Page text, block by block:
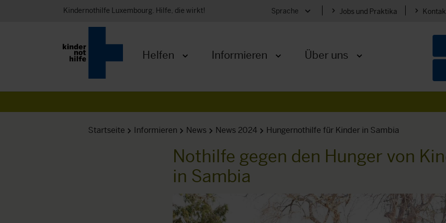
Kindernothilfe Luxembourg. Hilfe, die wirkt! Sprache Menü öffnenJobs und Praktika
Helfen Informieren Über uns
Startseite Informieren News News 2024 Hungernothilfe für Kinder in Sambia
Nothilfe gegen den Hunger von
in Sambia